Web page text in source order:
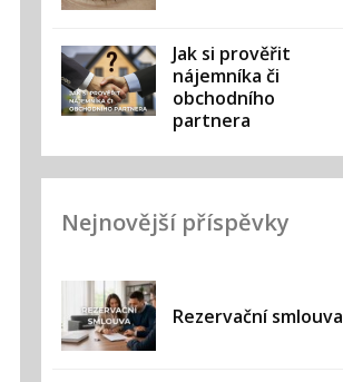
Jak si prověřit
nájemníka či
obchodního
partnera
Nejnovější příspěvky
Rezervační smlouva